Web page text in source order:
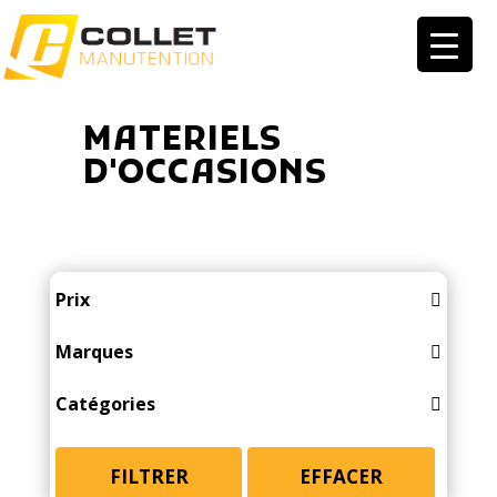
MATERIELS
D'OCCASIONS
Prix
Marques
ALTEC
AMAZONE
APV
Catégories
ACCESSOIRES RECOLTE
FILTRER EFFACER